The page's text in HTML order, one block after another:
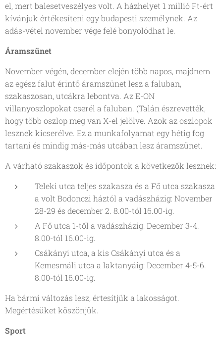
el, mert balesetveszélyes volt. A házhelyet 1 millió Ft-ért
kívánjuk értékesíteni egy budapesti személynek. Az
adás-vétel november vége felé bonyolódhat le.
Áramszünet
November végén, december elején több napos, majdnem
az egész falut érintő áramszünet lesz a faluban,
szakaszosan, utcákra lebontva. Az E-ON
villanyoszlopokat cserél a faluban. (Talán észrevették,
hogy több oszlop meg van X-el jelölve. Azok az oszlopok
lesznek kicserélve. Ez a munkafolyamat egy hétig fog
tartani és mindig más-más utcában lesz áramszünet.
A várható szakaszok és időpontok a következők lesznek:
Teleki utca teljes szakasza és a Fő utca szakasza
a volt Bodonczi háztól a vadászházig: November
28-29 és december 2. 8.00-tól 16.00-ig.
A Fő utca 1-től a vadászházig: December 3-4.
8.00-tól 16.00-ig.
Csákányi utca, a kis Csákányi utca és a
Kemesmáli utca a laktanyáig: December 4-5-6.
8.00-tól 16.00-ig.
Ha bármi változás lesz, értesítjük a lakosságot.
Megértésüket köszönjük.
Sport